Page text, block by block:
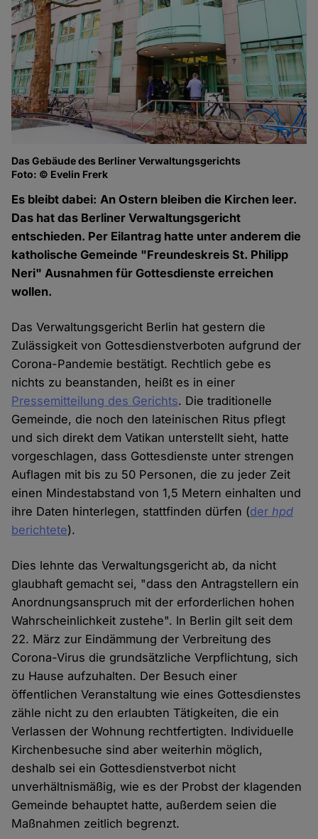
Das Gebäude des Berliner Verwaltungsgerichts
Foto: © Evelin Frerk
Es bleibt dabei: An Ostern bleiben die Kirchen leer.
Das hat das Berliner Verwaltungsgericht
entschieden. Per Eilantrag hatte unter anderem die
katholische Gemeinde "Freundeskreis St. Philipp
Neri" Ausnahmen für Gottesdienste erreichen
wollen.
Das Verwaltungsgericht Berlin hat gestern die
Zulässigkeit von Gottesdienstverboten aufgrund der
Corona-Pandemie bestätigt. Rechtlich gebe es
nichts zu beanstanden, heißt es in einer
Pressemitteilung des Gerichts. Die traditionelle
Gemeinde, die noch den lateinischen Ritus pflegt
und sich direkt dem Vatikan unterstellt sieht, hatte
vorgeschlagen, dass Gottesdienste unter strengen
Auflagen mit bis zu 50 Personen, die zu jeder Zeit
einen Mindestabstand von 1,5 Metern einhalten und
ihre Daten hinterlegen, stattfinden dürfen (derhpd
berichtete).
Dies lehnte das Verwaltungsgericht ab, da nicht
glaubhaft gemacht sei, "dass den Antragstellern ein
Anordnungsanspruch mit der erforderlichen hohen
Wahrscheinlichkeit zustehe". In Berlin gilt seit dem
22. März zur Eindämmung der Verbreitung des
Corona-Virus die grundsätzliche Verpflichtung, sich
zu Hause aufzuhalten. Der Besuch einer
öffentlichen Veranstaltung wie eines Gottesdienstes
zähle nicht zu den erlaubten Tätigkeiten, die ein
Verlassen der Wohnung rechtfertigten. Individuelle
Kirchenbesuche sind aber weiterhin möglich,
deshalb sei ein Gottesdienstverbot nicht
unverhältnismäßig, wie es der Probst der klagenden
Gemeinde behauptet hatte, außerdem seien die
Maßnahmen zeitlich begrenzt.